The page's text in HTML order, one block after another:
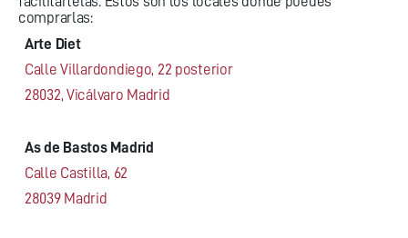
comprarlas:
Arte Diet
Calle Villardondiego, 22 posterior
28032, Vicálvaro Madrid
As de Bastos Madrid
Calle Castilla, 62
28039 Madrid